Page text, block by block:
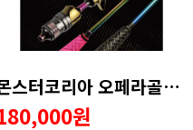
몬스터코리아 오페라골드 [ 533 / 573 ]
원